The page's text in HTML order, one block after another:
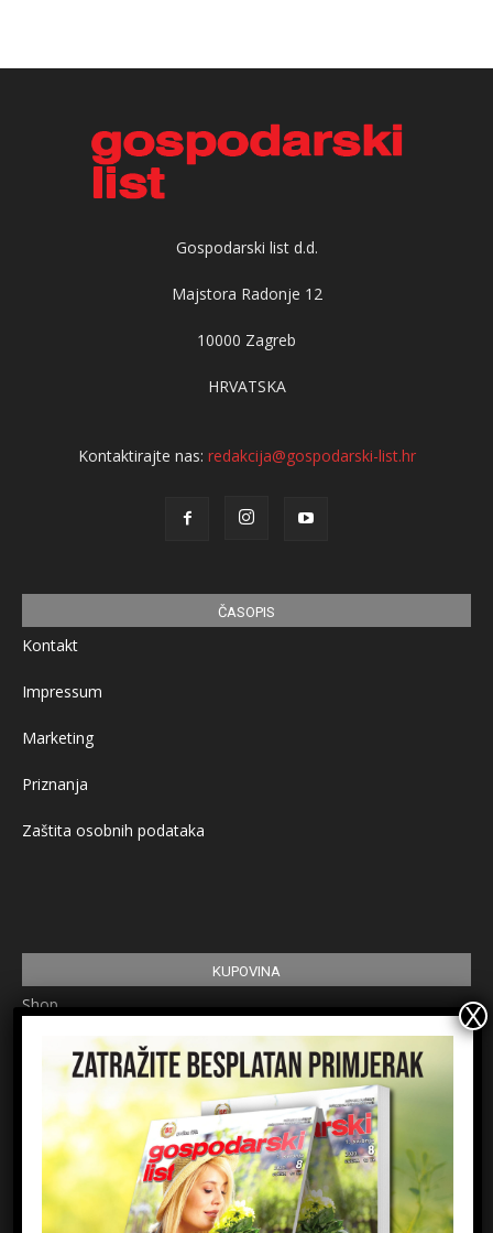
Gospodarski list d.d.
Majstora Radonje 12
10000 Zagreb
HRVATSKA
Kontaktirajte nas: redakcija@gospodarski-list.hr
ČASOPIS
Kontakt
Impressum
Marketing
Priznanja
Zaštita osobnih podataka
KUPOVINA
Shop
Pretplata
Uvjeti korištenja
Prijavite se na newsletter